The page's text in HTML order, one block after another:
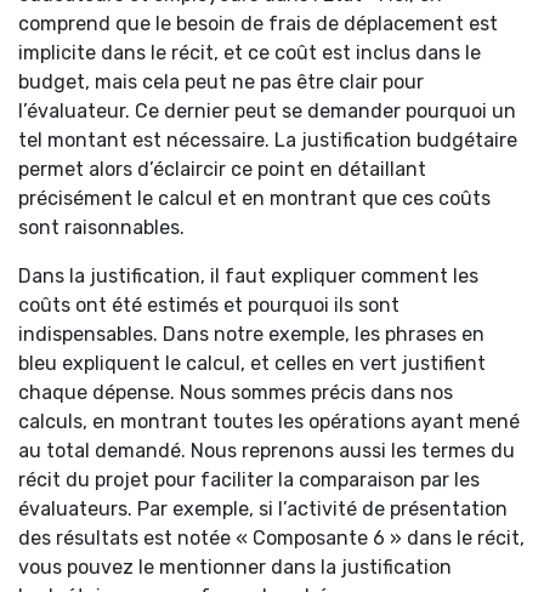
comprend que le besoin de frais de déplacement est
implicite dans le récit, et ce coût est inclus dans le
budget, mais cela peut ne pas être clair pour
l’évaluateur. Ce dernier peut se demander pourquoi un
tel montant est nécessaire. La justification budgétaire
permet alors d’éclaircir ce point en détaillant
précisément le calcul et en montrant que ces coûts
sont raisonnables.
Dans la justification, il faut expliquer comment les
coûts ont été estimés et pourquoi ils sont
indispensables. Dans notre exemple, les phrases en
bleu expliquent le calcul, et celles en vert justifient
chaque dépense. Nous sommes précis dans nos
calculs, en montrant toutes les opérations ayant mené
au total demandé. Nous reprenons aussi les termes du
récit du projet pour faciliter la comparaison par les
évaluateurs. Par exemple, si l’activité de présentation
des résultats est notée « Composante 6 » dans le récit,
vous pouvez le mentionner dans la justification